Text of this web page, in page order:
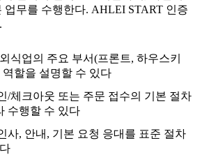
업무를 수행한다. AHLEI START 인증
식업의 주요 부서(프론트, 하우스키
할을 설명할 수 있다
/체크아웃 또는 주문 접수의 기본 절차
수행할 수 있다
사, 안내, 기본 요청 응대를 표준 절차